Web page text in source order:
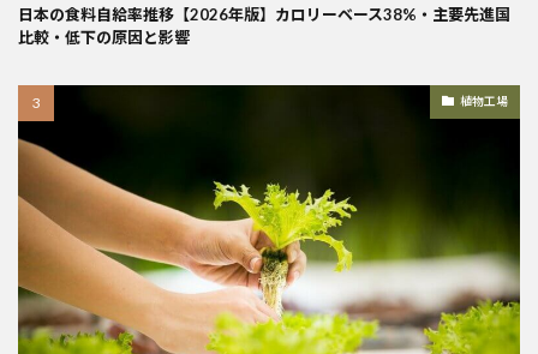
日本の食料自給率推移【2026年版】カロリーベース38%・主要先進国
比較・低下の原因と影響
植物工場